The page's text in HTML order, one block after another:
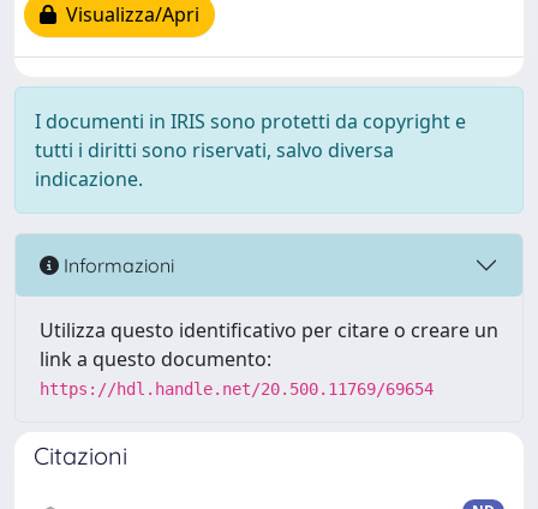
Visualizza/Apri
I documenti in IRIS sono protetti da copyright e
tutti i diritti sono riservati, salvo diversa
indicazione.
Informazioni
Utilizza questo identificativo per citare o creare un
link a questo documento:
https://hdl.handle.net/20.500.11769/69654
Citazioni